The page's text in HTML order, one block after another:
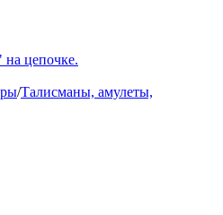
цепочке.
/Талисманы, амулеты,